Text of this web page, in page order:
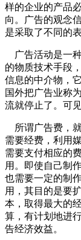
样的企业的产品
向。广告的观念
是采取了不同的
广告活动是一
的物质技术手段
信息的中介物，
国外把广告业称
流就停止了。可
所谓广告费，
需要经费，利用
需要支付相应的
用。即使自己制
也需要一定的制
用，其目的是要
本，取得最大的
算，有计划地进
告经济效益。